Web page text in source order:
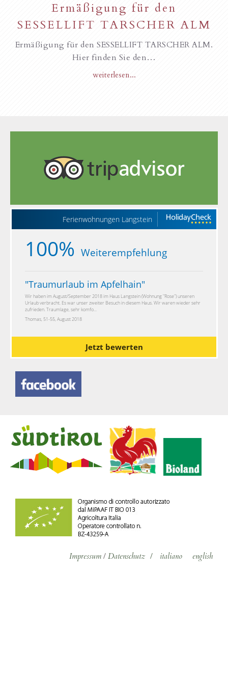
Ermäßigung für den
SESSELLIFT TARSCHER ALM
Ermäßigung für den SESSELLIFT TARSCHER ALM.
Hier finden Sie den…
weiterlesen...
Ferienwohnungen Langstein
100% Weiterempfehlung
"Traumurlaub im Apfelhain"
Wir haben im August/September 2018 im Haus Langstein (Wohnung "Rose") unseren
Urlaub verbracht. Es war unser zweiter Besuch in diesem Haus. Wir waren wieder sehr
zufrieden. Traumlage, sehr komfo...
Thomas, 51-55, August 2018
Jetzt bewerten
Impressum / Datenschutz / italiano english